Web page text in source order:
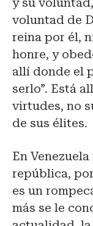
voluntad de
reina por él,
honre, y
allí donde el
serlo”. Está
virtudes, no
de sus élites.
En
república,
es un
más se le